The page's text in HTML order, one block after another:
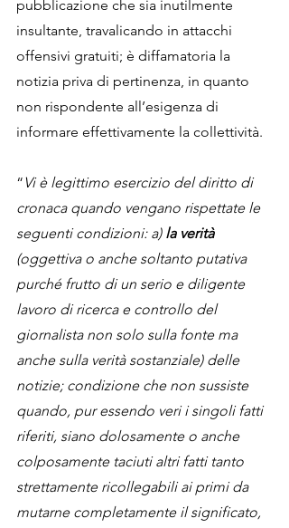
pubblicazione che sia inutilmente
insultante, travalicando in attacchi
offensivi gratuiti; è diffamatoria la
notizia priva di pertinenza, in quanto
non rispondente all’esigenza di
informare effettivamente la collettività.
“Vi è legittimo esercizio del diritto di
cronaca quando vengano rispettate le
seguenti condizioni: a) la verità
(oggettiva o anche soltanto putativa
purché frutto di un serio e diligente
lavoro di ricerca e controllo del
giornalista non solo sulla fonte ma
anche sulla verità sostanziale) delle
notizie; condizione che non sussiste
quando, pur essendo veri i singoli fatti
riferiti, siano dolosamente o anche
colposamente taciuti altri fatti tanto
strettamente ricollegabili ai primi da
mutarne completamente il significato,